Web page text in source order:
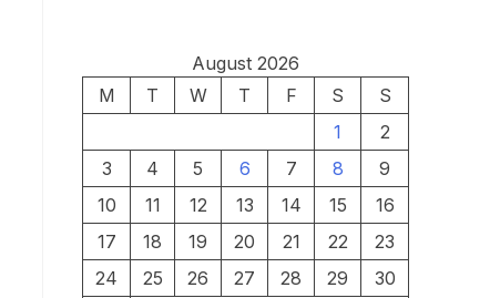
August 2026
M
T W T F S
S
1
2
3
4 5 6 7 8
9
10
11 12 13 14 15
16
17
18 19 20 21 22
23
24
25 26 27 28 29
30